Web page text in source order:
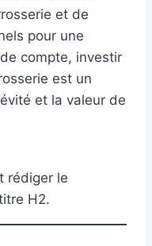
et de
pour une
compte, investir
est un
et la valeur de
rédiger le
H2.